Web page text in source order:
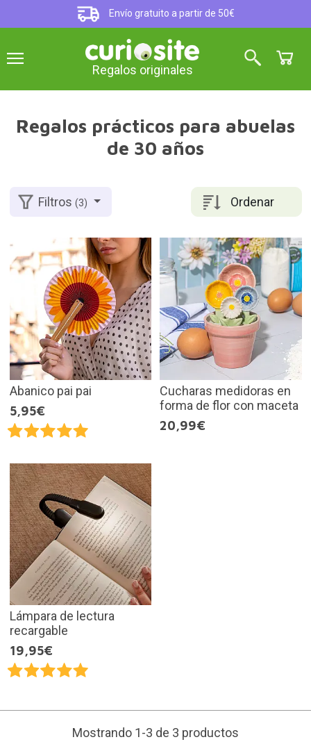
Envío gratuito a partir de 50€
Regalos originales
Regalos prácticos para abuelas
de 30 años
Ordenar
Filtros(3)
Abanico pai pai
5,95€
Cucharas medidoras en
forma de flor con maceta
20,99€
Lámpara de lectura
recargable
19,95€
Mostrando 1-3 de 3 productos